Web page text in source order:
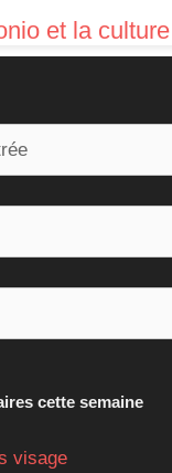
et la
cette semaine
visage